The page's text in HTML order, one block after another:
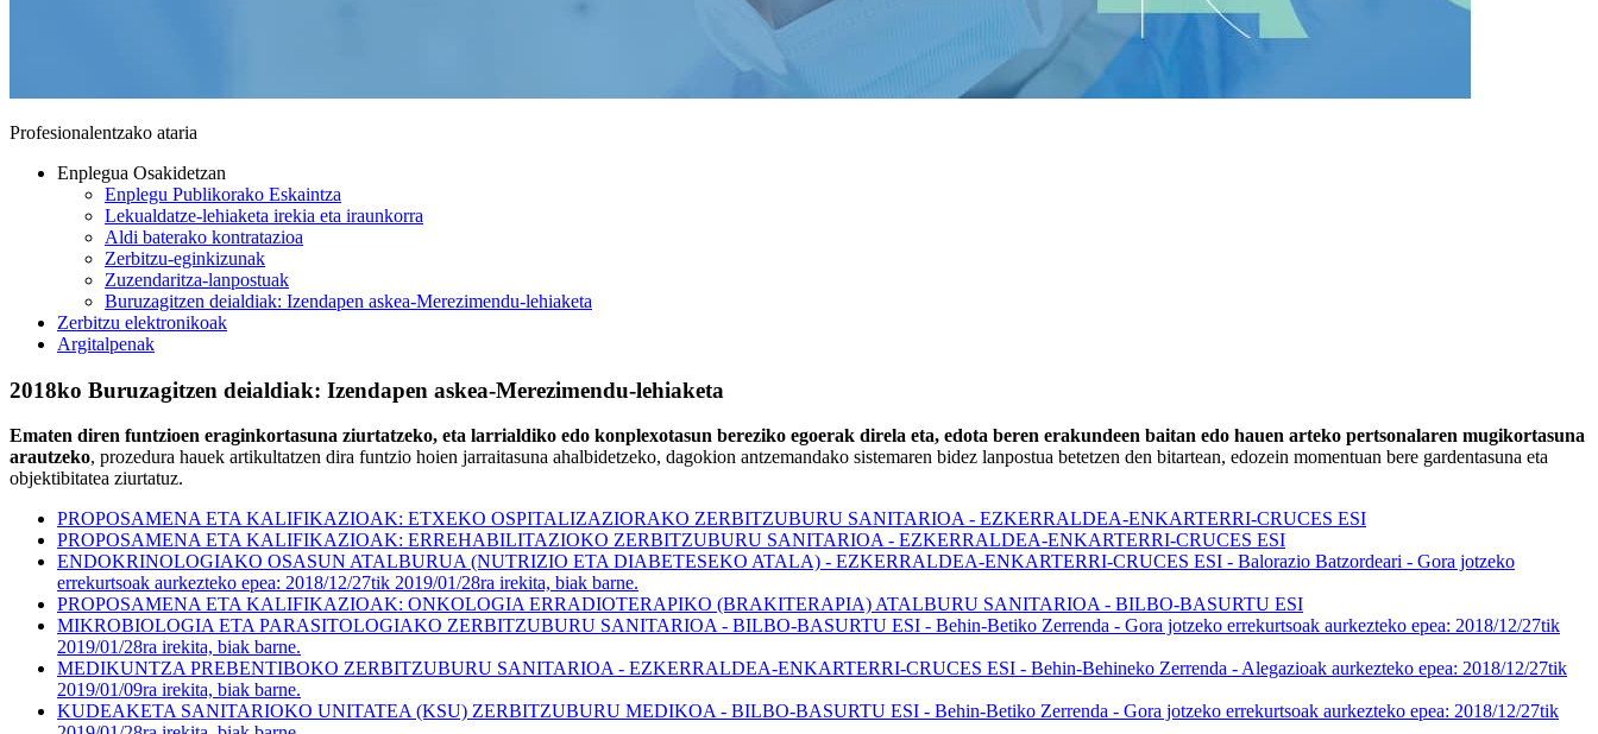
Profesionalentzako ataria
Enplegua Osakidetzan
Enplegu Publikorako Eskaintza
Lekualdatze-lehiaketa irekia eta iraunkorra
Aldi baterako kontratazioa
Zerbitzu-eginkizunak
Zuzendaritza-lanpostuak
Buruzagitzen deialdiak: Izendapen askea-Merezimendu-lehiaketa
Zerbitzu elektronikoak
Argitalpenak
2018ko Buruzagitzen deialdiak: Izendapen askea-Merezimendu-lehiaketa
Ematen diren funtzioen eraginkortasuna ziurtatzeko, eta larrialdiko edo konplexotasun bereziko egoerak direla eta, edota beren erakundeen baitan edo hauen arteko pertsonalaren mugikortasuna
arautzeko, prozedura hauek artikultatzen dira funtzio hoien jarraitasuna ahalbidetzeko, dagokion antzemandako sistemaren bidez lanpostua betetzen den bitartean, edozein momentuan bere gardentasuna eta
objektibitatea ziurtatuz.
PROPOSAMENA ETA KALIFIKAZIOAK: ETXEKO OSPITALIZAZIORAKO ZERBITZUBURU SANITARIOA - EZKERRALDEA-ENKARTERRI-CRUCES ESI
PROPOSAMENA ETA KALIFIKAZIOAK: ERREHABILITAZIOKO ZERBITZUBURU SANITARIOA - EZKERRALDEA-ENKARTERRI-CRUCES ESI
ENDOKRINOLOGIAKO OSASUN ATALBURUA (NUTRIZIO ETA DIABETESEKO ATALA) - EZKERRALDEA-ENKARTERRI-CRUCES ESI - Balorazio Batzordeari - Gora jotzeko
errekurtsoak aurkezteko epea: 2018/12/27tik 2019/01/28ra irekita, biak barne.
PROPOSAMENA ETA KALIFIKAZIOAK: ONKOLOGIA ERRADIOTERAPIKO (BRAKITERAPIA) ATALBURU SANITARIOA - BILBO-BASURTU ESI
MIKROBIOLOGIA ETA PARASITOLOGIAKO ZERBITZUBURU SANITARIOA - BILBO-BASURTU ESI - Behin-Betiko Zerrenda - Gora jotzeko errekurtsoak aurkezteko epea: 2018/12/27tik
2019/01/28ra irekita, biak barne.
MEDIKUNTZA PREBENTIBOKO ZERBITZUBURU SANITARIOA - EZKERRALDEA-ENKARTERRI-CRUCES ESI - Behin-Behineko Zerrenda - Alegazioak aurkezteko epea: 2018/12/27tik
2019/01/09ra irekita, biak barne.
KUDEAKETA SANITARIOKO UNITATEA (KSU) ZERBITZUBURU MEDIKOA - BILBO-BASURTU ESI - Behin-Betiko Zerrenda - Gora jotzeko errekurtsoak aurkezteko epea: 2018/12/27tik